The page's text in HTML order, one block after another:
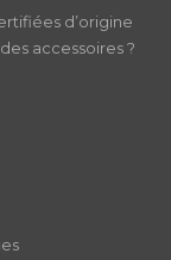
d’origine
accessoires ?